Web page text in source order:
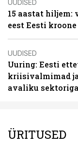
UUDISED
15 aastat hiljem:
eest Eesti kroone
UUDISED
Uuring: Eesti
kriisivalmimad
avaliku sektoriga
ÜRITUSED